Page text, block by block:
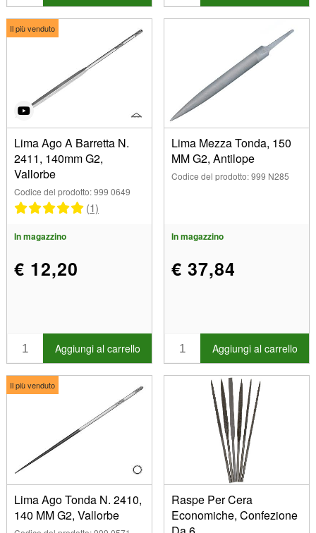
Il più venduto
Lima Ago A Barretta N.
2411, 140mm G2,
Vallorbe
Codice del prodotto: 999 0649
(1)
In magazzino
€ 12,20
Aggiungi al carrello
Lima Mezza Tonda, 150
MM G2, Antilope
Codice del prodotto: 999 N285
In magazzino
€ 37,84
Aggiungi al carrello
Il più venduto
Lima Ago Tonda N. 2410,
140 MM G2, Vallorbe
Raspe Per Cera
Economiche, Confezione